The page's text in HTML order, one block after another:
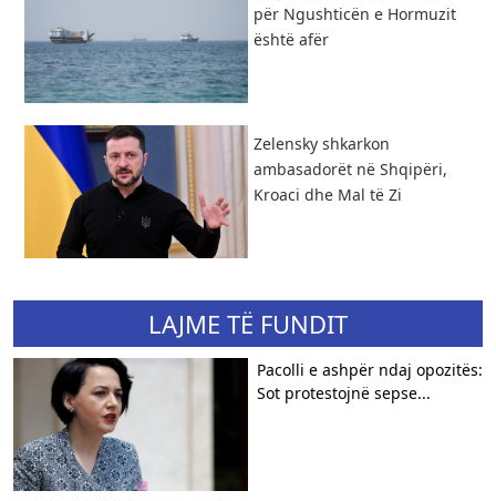
për Ngushticën e Hormuzit
është afër
Zelensky shkarkon
ambasadorët në Shqipëri,
Kroaci dhe Mal të Zi
LAJME TË FUNDIT
Pacolli e ashpër ndaj opozitës:
Sot protestojnë sepse...